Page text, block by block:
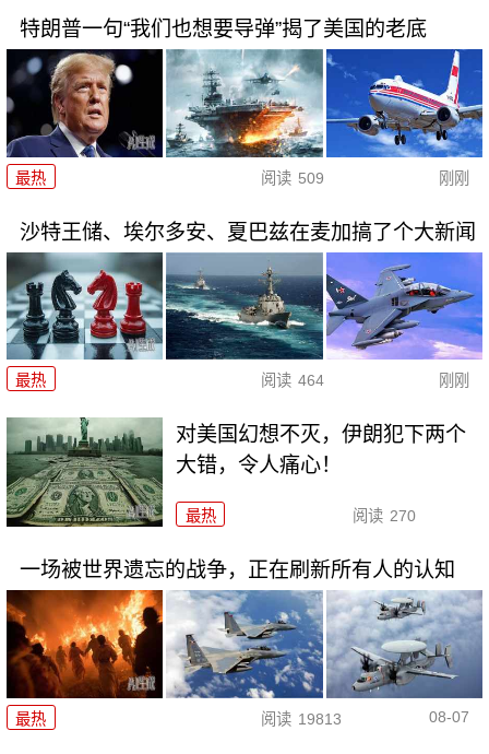
特朗普一句“我们也想要导弹”揭了美国的老底
最热 阅读 509 刚刚
沙特王储、埃尔多安、夏巴兹在麦加搞了个大新闻
最热 阅读 464 刚刚
对美国幻想不灭，伊朗犯下两个
大错，令人痛心！
最热 阅读 270
一场被世界遗忘的战争，正在刷新所有人的认知
最热 阅读 19813 08-07